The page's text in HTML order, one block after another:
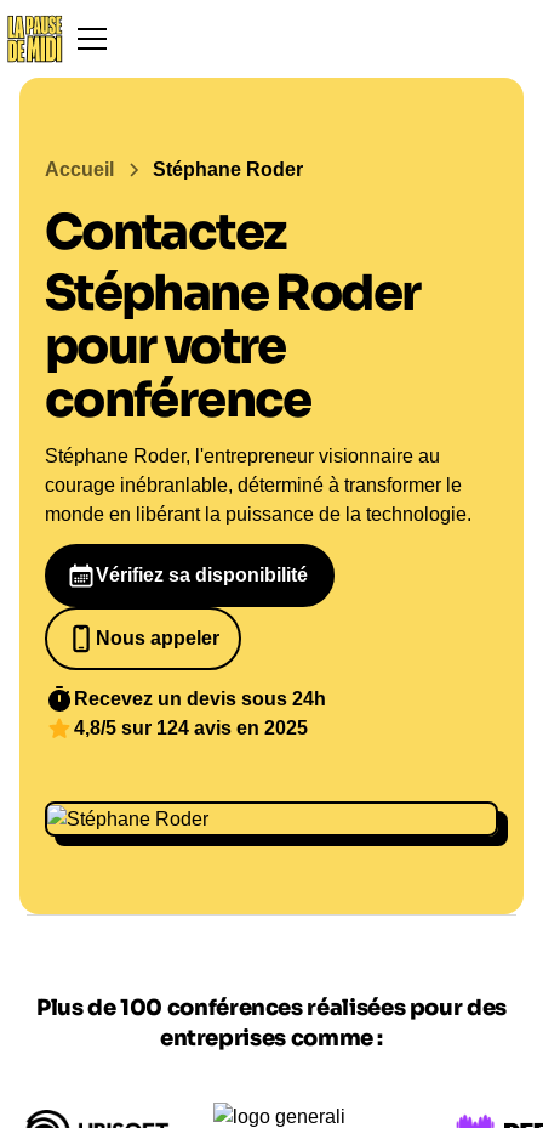
Accueil Stéphane Roder
Contactez
Stéphane Roder
pour votre
conférence
Stéphane Roder, l'entrepreneur visionnaire au
courage inébranlable, déterminé à transformer le
monde en libérant la puissance de la technologie.
Vérifiez sa disponibilité
Nous appeler
0652698481
Recevez un devis sous 24h
4,8/5 sur 124 avis en 2025
Plus de 100 conférences réalisées pour des
entreprises comme :